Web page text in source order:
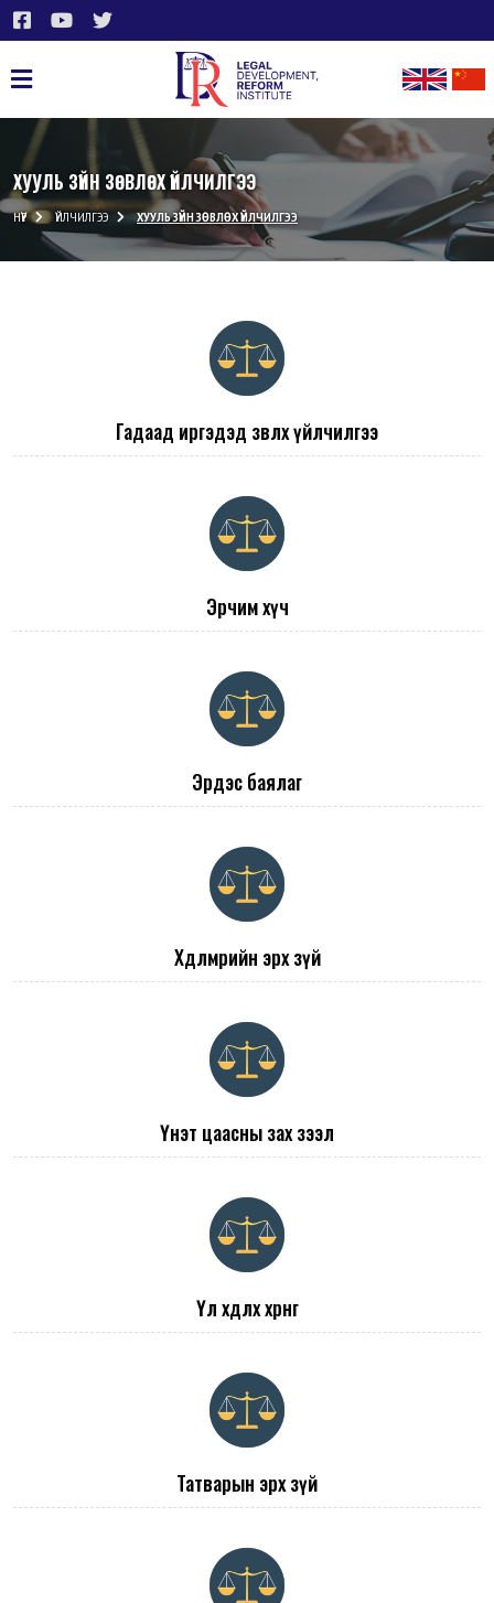
ХУУЛЬ ЗҮЙН ЗӨВЛӨХ ҮЙЛЧИЛГЭЭ
НҮҮР ҮЙЛЧИЛГЭЭ ХУУЛЬ ЗҮЙН ЗӨВЛӨХ ҮЙЛЧИЛГЭЭ
Гадаад иргэдэд зөвлөх үйлчилгээ
Эрчим хүч
Эрдэс баялаг
Хөдөлмөрийн эрх зүй
Үнэт цаасны зах зээл
Үл хөдлөх хөрөнгө
Татварын эрх зүй